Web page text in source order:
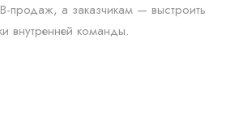
продаж, а заказчикам — выстроить
внутренней команды.